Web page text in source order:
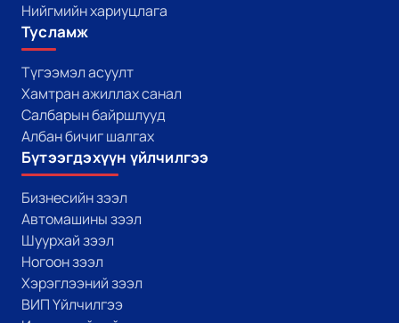
Нийгмийн хариуцлага
Тусламж
Түгээмэл асуулт
Хамтран ажиллах санал
Салбарын байршлууд
Албан бичиг шалгах
Бүтээгдэхүүн үйлчилгээ
Бизнесийн зээл
Автомашины зээл
Шуурхай зээл
Ногоон зээл
Хэрэглээний зээл
ВИП Үйлчилгээ